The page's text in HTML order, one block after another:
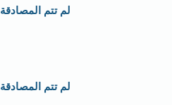
لم تتم المصادقة
لم تتم المصادقة